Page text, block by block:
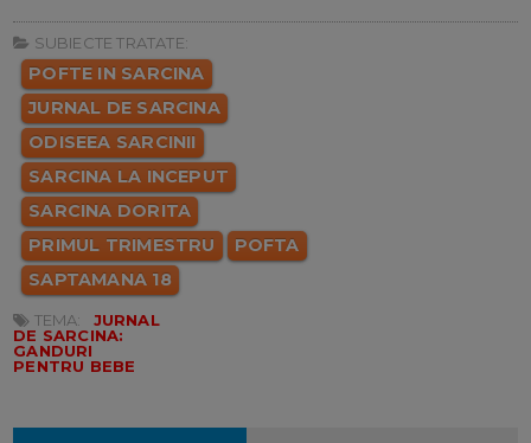
SUBIECTE TRATATE:
POFTE IN SARCINA
JURNAL DE SARCINA
ODISEEA SARCINII
SARCINA LA INCEPUT
SARCINA DORITA
PRIMUL TRIMESTRU
POFTA
SAPTAMANA 18
TEMA:
JURNAL
DE SARCINA:
GANDURI
PENTRU BEBE